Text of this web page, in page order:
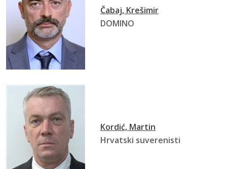
Čabaj, Krešimir
DOMINO
Kordić, Martin
Hrvatski suverenisti